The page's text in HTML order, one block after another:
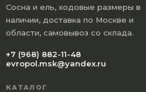
Сосна и ель, ходовые размеры в
наличии, доставка по Москве и
области, самовывоз со склада.
+7 (968) 882-11-48
evropol.msk@yandex.ru
КАТАЛОГ